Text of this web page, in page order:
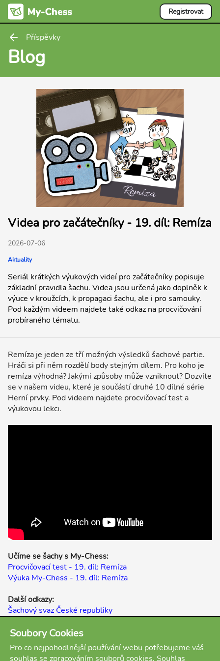
Registrovat
Příspěvky
Blog
Videa pro začátečníky - 19. díl: Remíza
2026-07-06
Aktuality
Seriál krátkých výukových videí pro začátečníky popisuje
základní pravidla šachu. Videa jsou určená jako doplněk k
výuce v kroužcích, k propagaci šachu, ale i pro samouky.
Pod každým videem najdete také odkaz na procvičování
probíraného tématu.
Remíza je jeden ze tří možných výsledků šachové partie.
Hráči si při něm rozdělí body stejným dílem. Pro koho je
remíza výhodná? Jakými způsoby může vzniknout? Dozvíte
se v našem videu, které je součástí druhé 10 dílné série
Herní prvky. Pod videem najdete procvičovací test a
výukovou lekci.
Učíme se šachy s My-Chess:
Procvičovací test - 19. díl: Remíza
Výuka My-Chess - 19. díl: Remíza
Další odkazy:
Šachový svaz České republiky
Výuková šachová videa
Šachopedie
Soubory Cookies
Pro co nejpohodlnější používání webu potřebujeme váš
souhlas se zpracováním souborů cookies. Souhlas